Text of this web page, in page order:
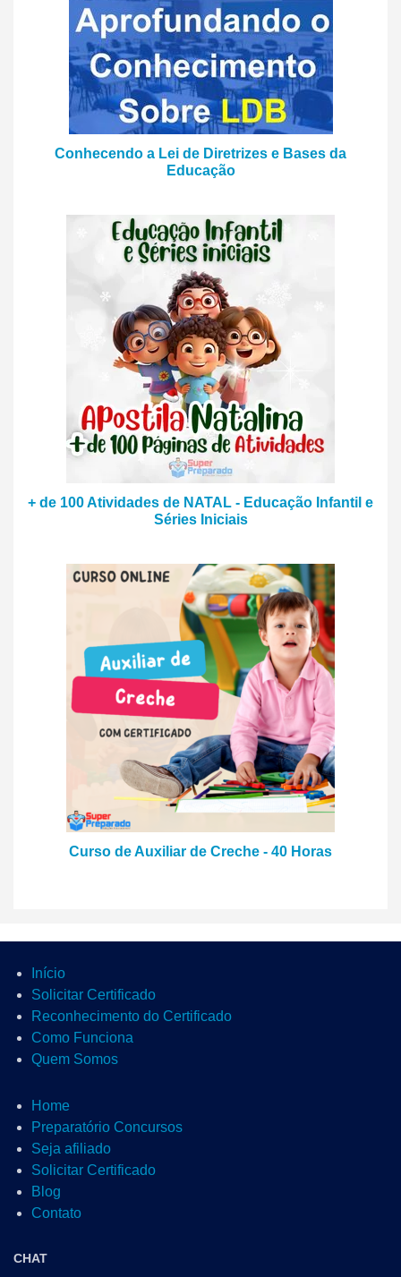
Conhecendo a Lei de Diretrizes e Bases da
Educação
+ de 100 Atividades de NATAL - Educação Infantil e
Séries Iniciais
Curso de Auxiliar de Creche - 40 Horas
Início
Solicitar Certificado
Reconhecimento do Certificado
Como Funciona
Quem Somos
Home
Preparatório Concursos
Seja afiliado
Solicitar Certificado
Blog
Contato
CHAT